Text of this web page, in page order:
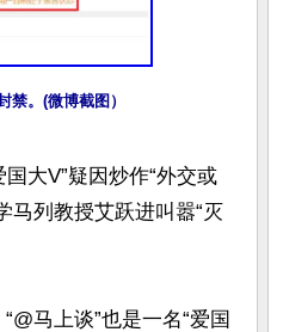
。(微博截图）
大V”疑因炒作“外交或
马列教授艾跃进叫嚣“灭
马上谈”也是一名“爱国